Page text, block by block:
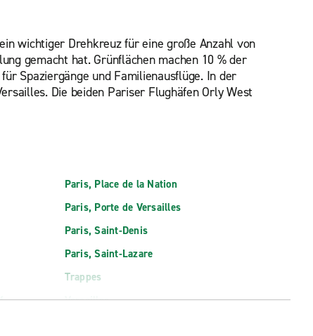
wichtiger Drehkreuz für eine große Anzahl von
gemacht hat. Grünflächen machen 10 % der
Spaziergänge und Familienausflüge. In der
Die beiden Pariser Flughäfen Orly West
Paris, Place de la Nation
Paris, Porte de Versailles
Paris, Saint-Denis
Paris, Saint-Lazare
Trappes
Versailles